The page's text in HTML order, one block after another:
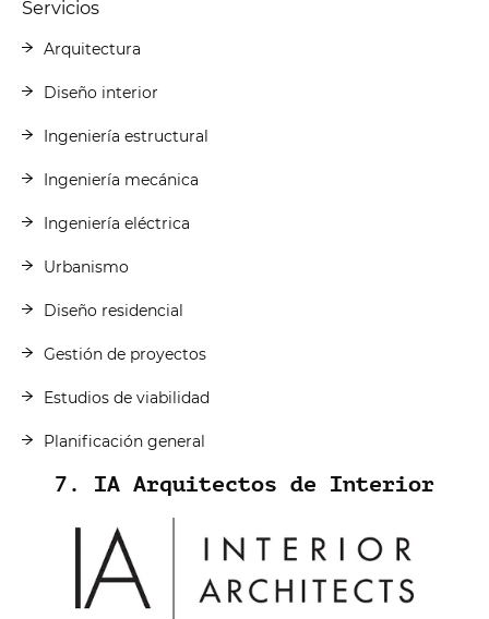
Servicios
Arquitectura
Diseño interior
Ingeniería estructural
Ingeniería mecánica
Ingeniería eléctrica
Urbanismo
Diseño residencial
Gestión de proyectos
Estudios de viabilidad
Planificación general
7. IA Arquitectos de Interior